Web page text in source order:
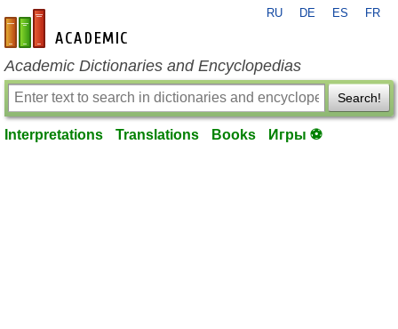
en-academic.com
RU DE ES FR
Academic Dictionaries and Encyclopedias
Search!
Interpretations Translations Books Игры ⚽